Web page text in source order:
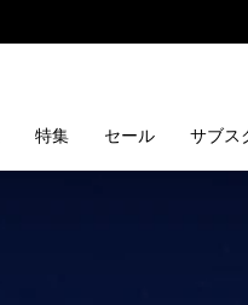
特集 セール サブス